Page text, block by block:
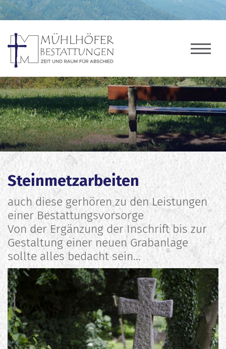
Steinmetzarbeiten
auch diese gerhören zu den Leistungen
einer Bestattungsvorsorge
Von der Ergänzung der Inschrift bis zur
Gestaltung einer neuen Grabanlage
sollte alles bedacht sein...